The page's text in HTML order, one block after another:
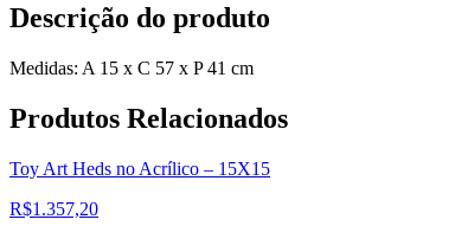
Descrição do produto
Medidas: A 15 x C 57 x P 41 cm
Produtos Relacionados
Toy Art Heds no Acrílico – 15X15
R$1.357,20